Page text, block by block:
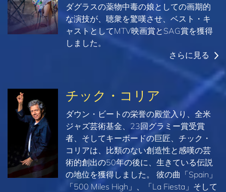
ダグラスの薬物中毒の娘としての画期的
な演技が、聴衆を驚嘆させ、ベスト・キ
ャストとしてMTV映画賞とSAG賞を獲得
しました。
さらに見る
チック・コリア
ダウン・ビートの栄誉の殿堂入り、全米
ジャズ芸術基金、23回グラミー賞受賞
者、そしてキーボードの巨匠、チック・
コリアは、比類のない創造性と感嘆の芸
術的創出の50年の後に、生きている伝説
の地位を獲得しました。 彼の曲「Spain」
「500 Miles High」、「La Fiesta」そして